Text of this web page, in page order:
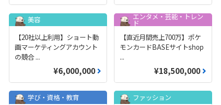
美容
【20社以上利用】ショート動
画マーケティングアカウント
の競合...
¥6,000,000
エンタメ・芸能・トレン
ド
【直近月間売上700万】ポケ
モンカードBASEサイトshop
...
¥18,500,000
学び・資格・教育
ファッション